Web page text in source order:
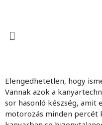
Elengedhetetlen, hogy
Vannak azok a
sor hasonló készség, amit
motorozás minden percét